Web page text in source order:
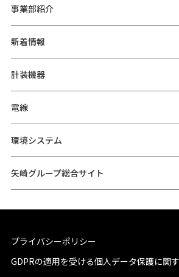
事業部紹介
新着情報
計装機器
電線
環境システム
矢崎グループ総合サイト
プライバシーポリシー
GDPRの適用を受ける個人データ保護に関